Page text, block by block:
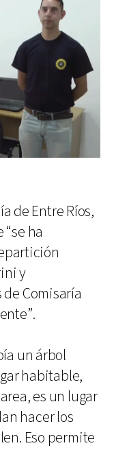
de Entre Ríos,
ha
y
Comisaría
un árbol
habitable,
es un lugar
hacer los
Eso permite